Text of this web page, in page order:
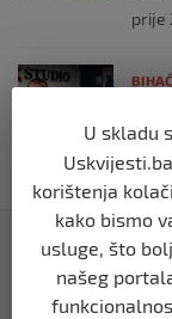
prije
BIHAĆ
za
prije
Izdvojeno
U skladu
korištenja
kako bismo
usluge, što
našeg